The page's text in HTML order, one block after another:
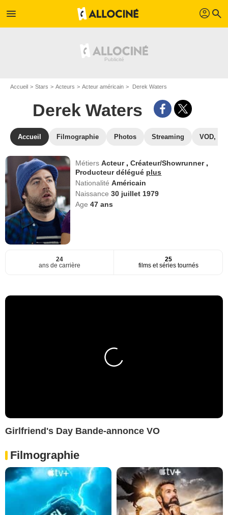
menu profil search
Accueil Stars Acteurs Acteur américain Derek Waters
Derek Waters
Accueil Filmographie Photos Streaming VOD,
MétiersActeur ,Créateur/Showrunner ,
Producteur délégué plus
NationalitéAméricain
Naissance30 juillet 1979
Age47 ans
24
ans de carrière
25
films et séries tournés
Girlfriend's Day Bande-annonce VO
Filmographie